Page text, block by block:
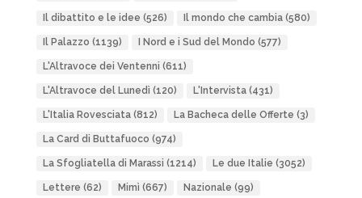
Il dibattito e le idee (526) Il mondo che cambia(580)
Il Palazzo (1139) I Nord e i Sud del Mondo (577)
L'Altravoce dei Ventenni (611)
L'Altravoce del Lunedì (120) L'Intervista(431)
L'Italia Rovesciata(812) La Bacheca delle Offerte (3)
La Card di Buttafuoco (974)
La Sfogliatella di Marassi (1214) Le due Italie (3052)
Lettere (62) Mimì (667) Nazionale (99)